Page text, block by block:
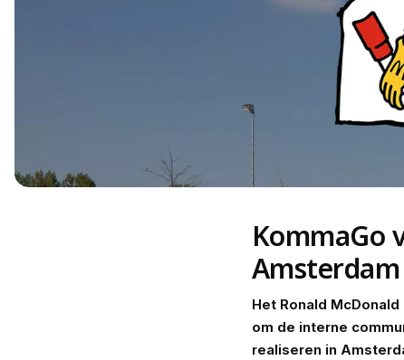
KommaGo
Het Ronald
om de interne
realiseren in